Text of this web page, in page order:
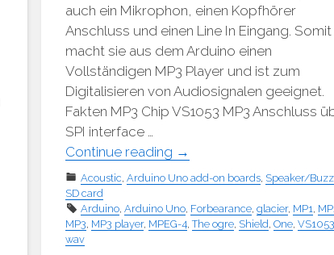
auch ein Mikrophon, einen Kopfhörer
Anschluss und einen Line In Eingang. Somit
macht sie aus dem Arduino einen
Vollständigen MP3 Player und ist zum
Digitalisieren von Audiosignalen geeignet.
Fakten MP3 Chip VS1053 MP3 Anschluss
SPI interface …
Continue reading "Arduino
VS1053
Audio
Shield
→
Acoustic ,Arduino Uno add-on boards Speaker/
SD card
Arduino ,Arduino Uno Forbearance ,glacier, MP1
MP3 MP3 player, MPEG-4 ,The ogre Shield ,One ,
wav